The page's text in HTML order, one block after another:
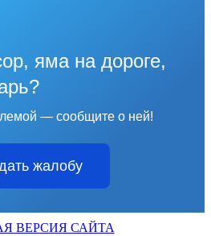
яма на дороге,
— сообщите о ней!
жалобу
ВЕРСИЯ САЙТА